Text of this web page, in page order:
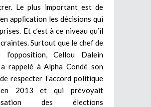
Le plus important est de
application les décisions qui
Et c’est à ce niveau qu’il
Surtout que le chef de
Cellou Dalein
rappelé à Alpha Condé son
respecter l’accord politique
2013 et qui prévoyait
des élections